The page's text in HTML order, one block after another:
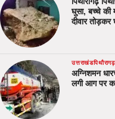
घुसा, बच्चे की
दीवार
उत्तराखंडपिथौरागढ़
अग्निशमन
लगी आग पर